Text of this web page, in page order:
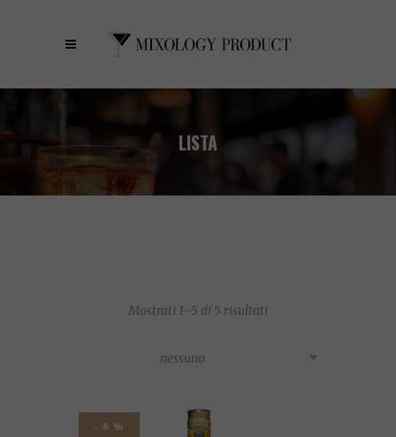
LISTA
Mostrati 1–5 di 5 risultati
nessuno
- 6 %